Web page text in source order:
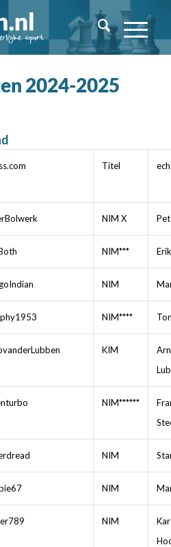
2024-2025
Titel
NIM X
NIM***
NIM
NIM****
KIM
NIM******
NIM
NIM
NIM